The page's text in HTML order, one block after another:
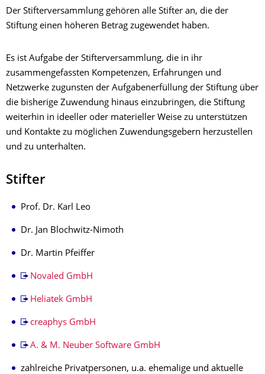
Der Stifterversammlung gehören alle Stifter an, die der
Stiftung einen höheren Betrag zugewendet haben.
Es ist Aufgabe der Stifterversammlung, die in ihr
zusammengefassten Kompetenzen, Erfahrungen und
Netzwerke zugunsten der Aufgabenerfüllung der Stiftung über
die bisherige Zuwendung hinaus einzubringen, die Stiftung
weiterhin in ideeller oder materieller Weise zu unterstützen
und Kontakte zu möglichen Zuwendungsgebern herzustellen
und zu unterhalten.
Stifter
Prof. Dr. Karl Leo
Dr. Jan Blochwitz-Nimoth
Dr. Martin Pfeiffer
Novaled GmbH
Heliatek GmbH
creaphys GmbH
A. & M. Neuber Software GmbH
zahlreiche Privatpersonen, u.a. ehemalige und aktuelle